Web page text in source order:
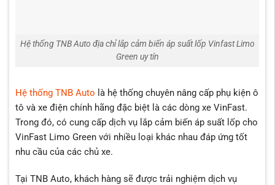
Hệ thống TNB Auto địa chỉ lắp cảm biến áp suất lốp Vinfast Limo
Green uy tín
Hệ thống TNB Auto là hệ thống chuyên nâng cấp phụ kiện ô
tô và xe điện chính hãng đặc biệt là các dòng xe VinFast.
Trong đó, có cung cấp dịch vụ lắp cảm biến áp suất lốp cho
VinFast Limo Green với nhiều loại khác nhau đáp ứng tốt
nhu cầu của các chủ xe.
Tại TNB Auto, khách hàng sẽ được trải nghiệm dịch vụ